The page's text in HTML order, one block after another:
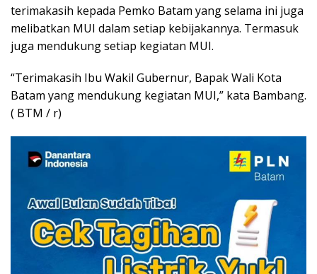
terimakasih kepada Pemko Batam yang selama ini juga
melibatkan MUI dalam setiap kebijakannya. Termasuk
juga mendukung setiap kegiatan MUI.
“Terimakasih Ibu Wakil Gubernur, Bapak Wali Kota
Batam yang mendukung kegiatan MUI,” kata Bambang.
( BTM / r)